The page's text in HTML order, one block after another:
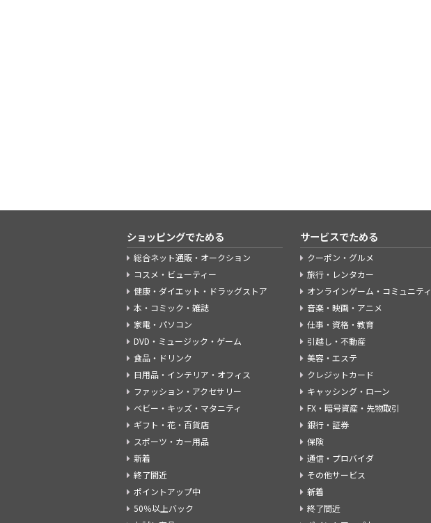
ショッピングでためる
総合ネット通販・オークション
コスメ・ビューティー
健康・ダイエット・ドラッグストア
本・コミック・雑誌
家電・パソコン
DVD・ミュージック・ゲーム
食品・ドリンク
日用品・インテリア・オフィス
ファッション・アクセサリー
ベビー・キッズ・マタニティ
ギフト・花・百貨店
スポーツ・カー用品
新着
終了間近
ポイントアップ中
50％以上バック
サービスでためる
クーポン・グルメ
旅行・レンタカー
オンラインゲーム・コミュニティ
音楽・映画・アニメ
仕事・資格・教育
引越し・不動産
美容・エステ
クレジットカード
キャッシング・ローン
FX・暗号資産・先物取引
銀行・証券
保険
通信・プロバイダ
その他サービス
新着
終了間近